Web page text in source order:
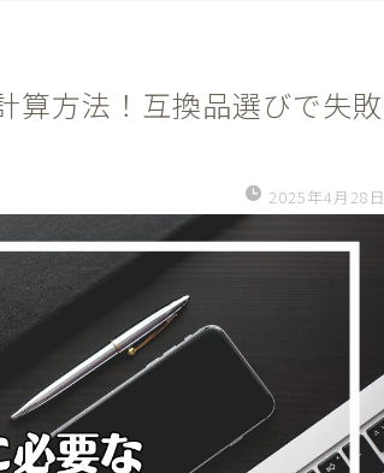
算方法！互換品選びで失敗
2025年4月28日